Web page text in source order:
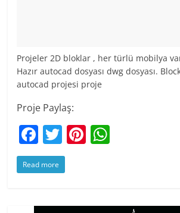
Projeler 2D bloklar , her türlü mobilya
Hazır autocad dosyası dwg dosyası.
autocad projesi proje
Proje Paylaş:
F
a
c
T
w
itt
Pi
Read more